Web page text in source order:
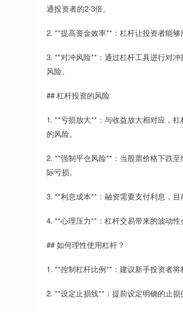
通投资者的2-3倍。
2. **提高资金效率**：杠杆让投资者能
3. **对冲风险**：通过杠杆工具进行对
风险。
## 杠杆投资的风险
1. **亏损放大**：与收益放大相对应，
的风险。
2. **强制平仓风险**：当股票价格下跌
际亏损。
3. **利息成本**：融资需要支付利息，
4. **心理压力**：杠杆交易带来的波动
## 如何理性使用杠杆？
1. **控制杠杆比例**：建议新手投资者将
2. **设定止损线**：提前设定明确的止损